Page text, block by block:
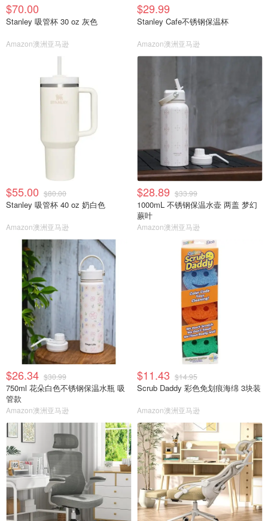
$70.00
Stanley 吸管杯 30 oz 灰色
Amazon澳洲亚马逊
$29.99
Stanley Cafe不锈钢保温杯
Amazon澳洲亚马逊
$55.00 $80.00
Stanley 吸管杯 40 oz 奶白色
Amazon澳洲亚马逊
$28.89 $33.99
1000mL 不锈钢保温水壶 两盖 梦幻
蕨叶
Amazon澳洲亚马逊
$26.34 $30.99
750ml 花朵白色不锈钢保温水瓶 吸
管款
Amazon澳洲亚马逊
$11.43 $14.95
Scrub Daddy 彩色免划痕海绵 3块装
Amazon澳洲亚马逊